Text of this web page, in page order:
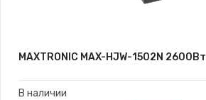
MAXTRONIC MAX-HJW-1502N 2600Вт
В наличии